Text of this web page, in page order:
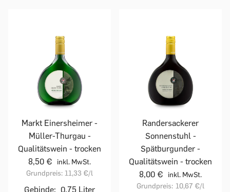
Markt Einersheimer -
Müller-Thurgau -
Qualitätswein - trocken
8,50 €
inkl. MwSt.
Grundpreis: 11,33 €/l
Gebinde: 0,75 Liter
Randersackerer
Sonnenstuhl -
Spätburgunder -
Qualitätswein - trocken
8,00 €
inkl. MwSt.
Grundpreis: 10,67 €/l